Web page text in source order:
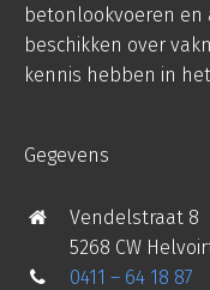
betonlookvoeren en
beschikken over
kennis hebben in
Gegevens
Vendelstraat 8
5268 CW
0411 – 64 18 87